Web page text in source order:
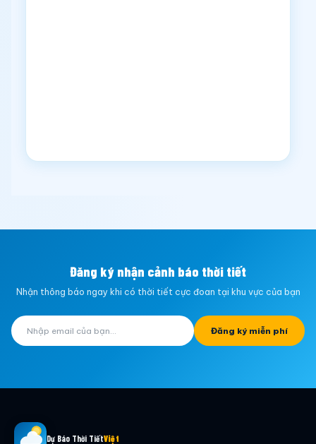
Đăng ký nhận cảnh báo thời tiết
Nhận thông báo ngay khi có thời tiết cực đoan tại khu vực của bạn
Đăng ký miễn phí
Dự Báo Thời TiếtViệt